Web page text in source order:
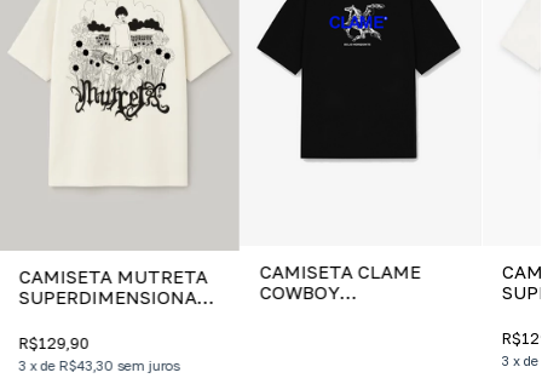
CAMISETA MUTRETA
SUPERDIMENSIONADA
R$129,90
3 xde R$43,30 sem juros
CAMISETA CLAME
COWBOY
3 x de